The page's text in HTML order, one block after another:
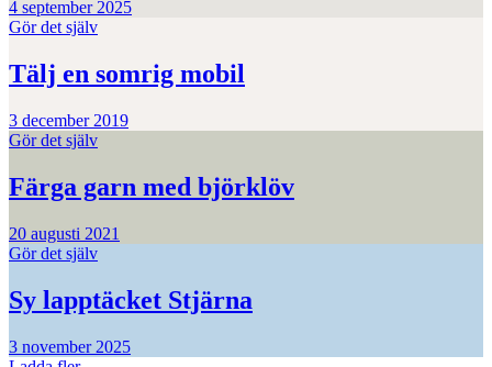
4 september 2025
Gör det själv
Tälj en somrig mobil
3 december 2019
Gör det själv
Färga garn med björklöv
20 augusti 2021
Gör det själv
Sy lapptäcket Stjärna
3 november 2025